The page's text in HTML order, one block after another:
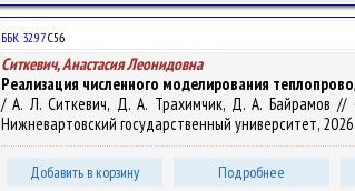
ББК 32.97С56
Ситкевич, Анастасия Леонидовна
Реализация численного моделирования
/ А. Л. Ситкевич, Д. А. Трахимчик, Д. А. Байрамов //
Нижневартовский государственный университет,
Добавить в корзину Подробнее